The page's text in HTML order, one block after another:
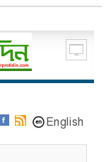
English